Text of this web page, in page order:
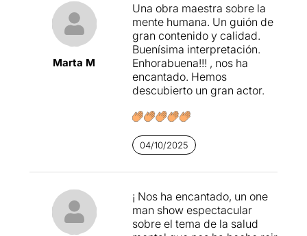
Marta M
Una obra maestra sobre la
mente humana. Un guión de
gran contenido y calidad.
Buenísima interpretación.
Enhorabuena!!! , nos ha
encantado. Hemos
descubierto un gran actor.
04/10/2025
¡ Nos ha encantado, un one
man show espectacular
sobre el tema de la salud